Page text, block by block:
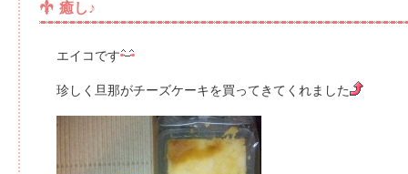
癒し♪
エイコです
珍しく旦那がチーズケーキを買ってきてくれました